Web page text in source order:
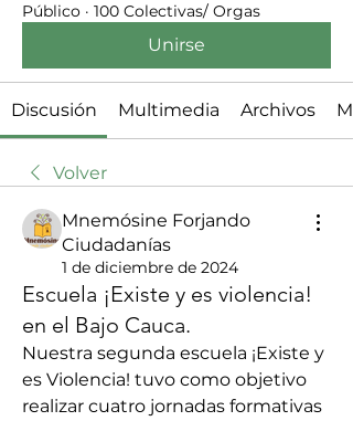
Público · 100 Colectivas/ Orgas
Unirse
Discusión Multimedia Archivos
Volver
Mnemósine Forjando
Ciudadanías
1 de diciembre de 2024
Escuela ¡Existe y es violencia!
en el Bajo Cauca.
Nuestra segunda escuela ¡Existe y
es Violencia! tuvo como objetivo
realizar cuatro jornadas formativas